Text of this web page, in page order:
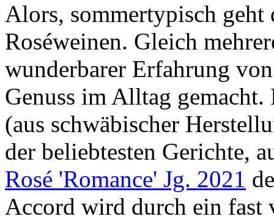
Alors, sommertypisch
Roséweinen. Gleich
wunderbarer Erfahrung
Genuss im Alltag
(aus schwäbischer
der beliebtesten Gerichte,
Rosé 'Romance' Jg. 2021
Accord wird durch ein fast